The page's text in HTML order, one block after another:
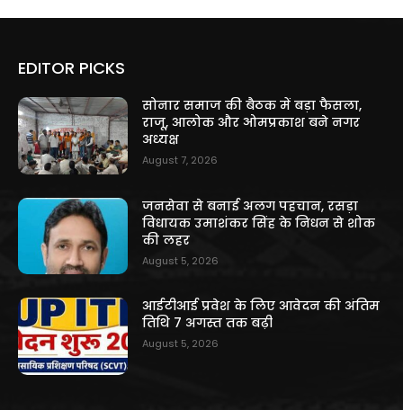
EDITOR PICKS
सोनार समाज की बैठक में बड़ा फैसला,
राजू, आलोक और ओमप्रकाश बने नगर
अध्यक्ष
August 7, 2026
जनसेवा से बनाई अलग पहचान, रसड़ा
विधायक उमाशंकर सिंह के निधन से शोक
की लहर
August 5, 2026
आईटीआई प्रवेश के लिए आवेदन की अंतिम
तिथि 7 अगस्त तक बढ़ी
August 5, 2026